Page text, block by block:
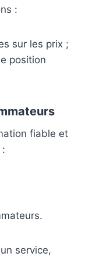
:
sur les prix ;
position
fiable et
service,